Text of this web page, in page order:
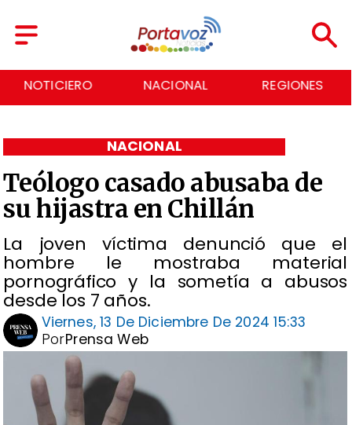
NOTICIERO NACIONAL REGIONES
Teólogo casado abusaba de
su hijastra en Chillán
La joven víctima denunció que el
hombre le mostraba material
pornográfico y la sometía a abusos
desde los 7 años.
NACIONAL
Viernes, 13 De Diciembre De 2024 15:33
Prensa Web
Por